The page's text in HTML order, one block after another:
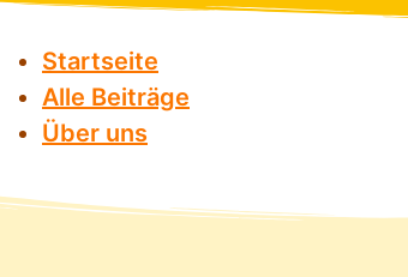
Startseite
Alle Beiträge
Über uns